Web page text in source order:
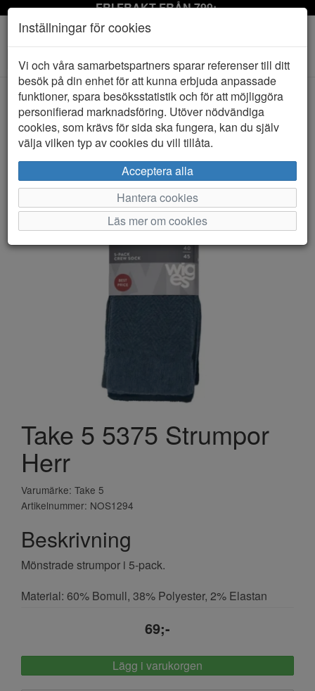
FRI FRAKT FRÅN 799:-
Toggle
navigation
HEM TAKE 5
Take 5 5375 Strumpor
Herr
Varumärke: Take 5
Artikelnummer: NOS1294
Beskrivning
Mönstrade strumpor i 5-pack.
Material: 60% Bomull, 38% Polyester, 2% Elastan
69;-
Lägg i varukorgen
Inställningar för cookies
Vi och våra samarbetspartners sparar referenser till ditt
besök på din enhet för att kunna erbjuda anpassade
funktioner, spara besöksstatistik och för att möjliggöra
personifierad marknadsföring. Utöver nödvändiga
cookies, som krävs för sida ska fungera, kan du själv
välja vilken typ av cookies du vill tillåta.
Acceptera alla
Hantera cookies
Läs mer om cookies